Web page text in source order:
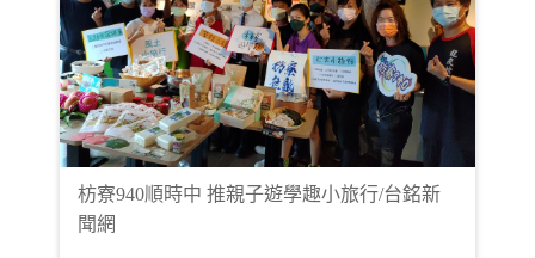
枋寮940順時中 推親子遊學趣小旅行/台銘新
聞網